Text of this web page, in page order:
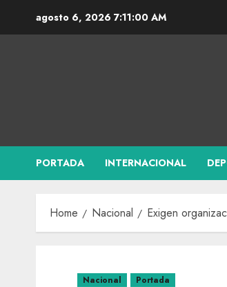
agosto 6, 2026 7:11:00 AM
PORTADA INTERNACIONAL
Home Nacional Exigen
Nacional Portada